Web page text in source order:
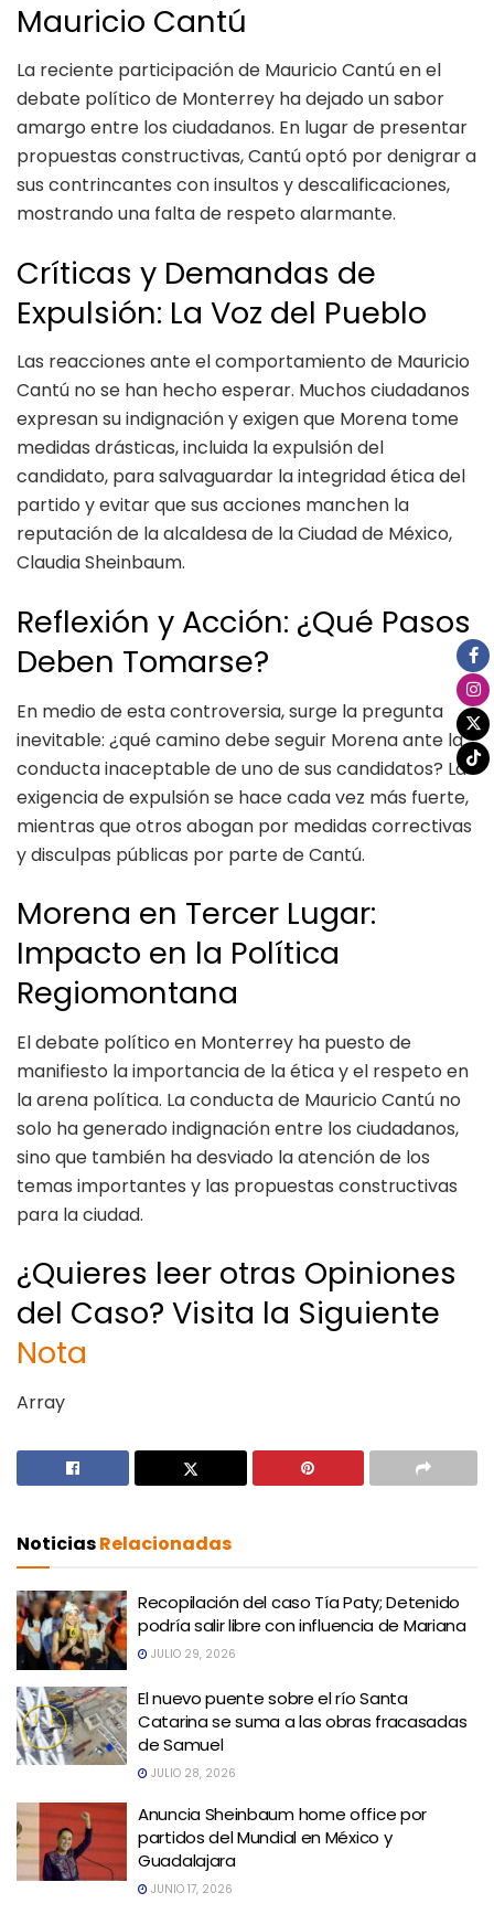
Mauricio Cantú
La reciente participación de Mauricio Cantú en el
debate político de Monterrey ha dejado un sabor
amargo entre los ciudadanos. En lugar de presentar
propuestas constructivas, Cantú optó por denigrar a
sus contrincantes con insultos y descalificaciones,
mostrando una falta de respeto alarmante.
Críticas y Demandas de
Expulsión: La Voz del Pueblo
Las reacciones ante el comportamiento de Mauricio
Cantú no se han hecho esperar. Muchos ciudadanos
expresan su indignación y exigen que Morena tome
medidas drásticas, incluida la expulsión del
candidato, para salvaguardar la integridad ética del
partido y evitar que sus acciones manchen la
reputación de la alcaldesa de la Ciudad de México,
Claudia Sheinbaum.
Reflexión y Acción: ¿Qué Pasos
Deben Tomarse?
En medio de esta controversia, surge la pregunta
inevitable: ¿qué camino debe seguir Morena ante la
conducta inaceptable de uno de sus candidatos? La
exigencia de expulsión se hace cada vez más fuerte,
mientras que otros abogan por medidas correctivas
y disculpas públicas por parte de Cantú.
Morena en Tercer Lugar:
Impacto en la Política
Regiomontana
El debate político en Monterrey ha puesto de
manifiesto la importancia de la ética y el respeto en
la arena política. La conducta de Mauricio Cantú no
solo ha generado indignación entre los ciudadanos,
sino que también ha desviado la atención de los
temas importantes y las propuestas constructivas
para la ciudad.
¿Quieres leer otras Opiniones
del Caso? Visita la Siguiente
Nota
Array
NoticiasRelacionadas
Recopilación del caso Tía Paty; Detenido
podría salir libre con influencia de Mariana
JULIO 29, 2026
El nuevo puente sobre el río Santa
Catarina se suma a las obras fracasadas
de Samuel
JULIO 28, 2026
Anuncia Sheinbaum home office por
partidos del Mundial en México y
Guadalajara
JUNIO 17, 2026